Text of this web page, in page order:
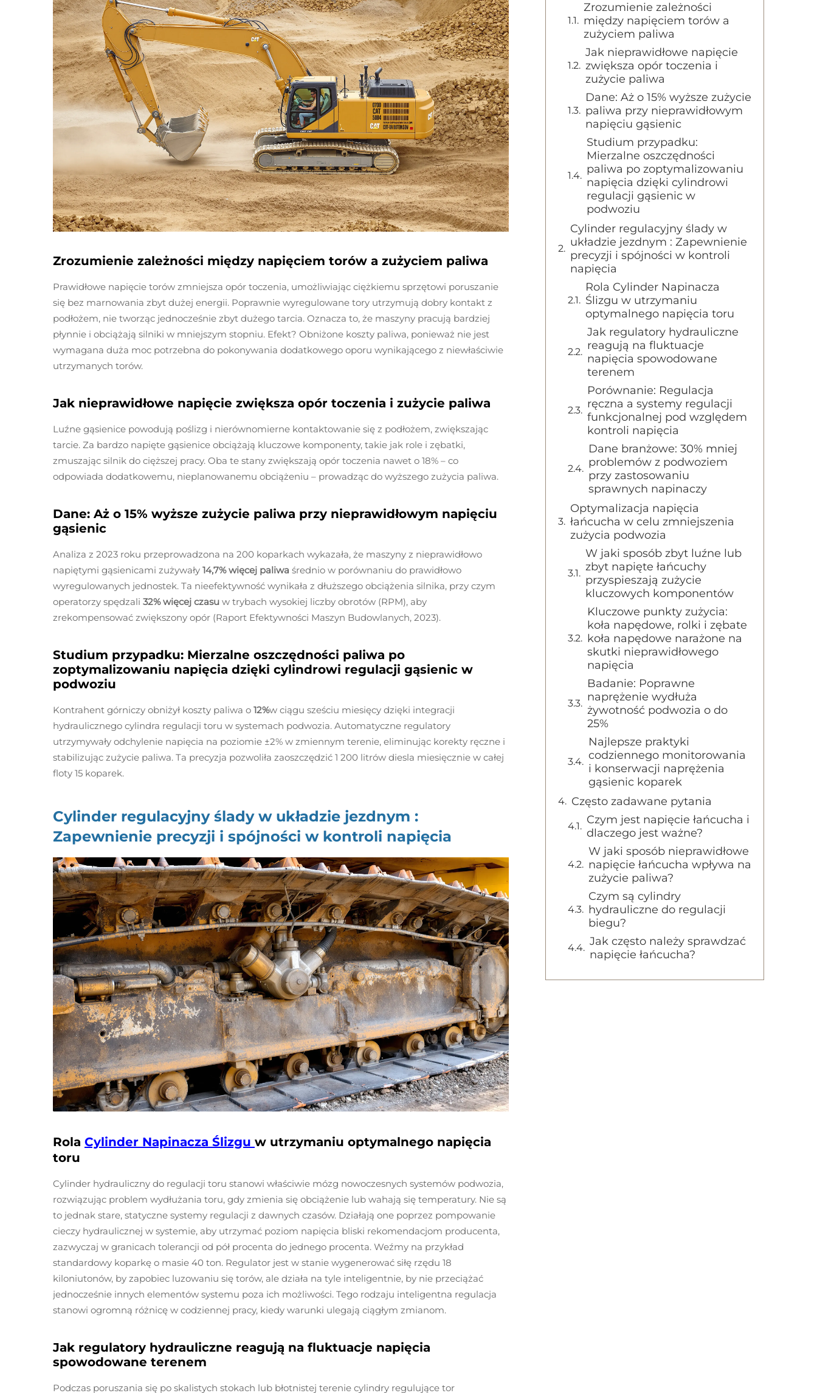
Zrozumienie zależności między napięciem torów a zużyciem paliwa
Prawidłowe napięcie torów zmniejsza opór toczenia, umożliwiając ciężkiemu sprzętowi poruszanie
się bez marnowania zbyt dużej energii. Poprawnie wyregulowane tory utrzymują dobry kontakt z
podłożem, nie tworząc jednocześnie zbyt dużego tarcia. Oznacza to, że maszyny pracują bardziej
płynnie i obciążają silniki w mniejszym stopniu. Efekt? Obniżone koszty paliwa, ponieważ nie jest
wymagana duża moc potrzebna do pokonywania dodatkowego oporu wynikającego z niewłaściwie
utrzymanych torów.
Jak nieprawidłowe napięcie zwiększa opór toczenia i zużycie paliwa
Luźne gąsienice powodują poślizg i nierównomierne kontaktowanie się z podłożem, zwiększając
tarcie. Za bardzo napięte gąsienice obciążają kluczowe komponenty, takie jak role i zębatki,
zmuszając silnik do cięższej pracy. Oba te stany zwiększają opór toczenia nawet o 18% – co
odpowiada dodatkowemu, nieplanowanemu obciążeniu – prowadząc do wyższego zużycia paliwa.
Dane: Aż o 15% wyższe zużycie paliwa przy nieprawidłowym napięciu
gąsienic
Analiza z 2023 roku przeprowadzona na 200 koparkach wykazała, że maszyny z nieprawidłowo
napiętymi gąsienicami zużywały 14,7% więcej paliwa średnio w porównaniu do prawidłowo
wyregulowanych jednostek. Ta nieefektywność wynikała z dłuższego obciążenia silnika, przy czym
operatorzy spędzali 32% więcej czasu w trybach wysokiej liczby obrotów (RPM), aby
zrekompensować zwiększony opór (Raport Efektywności Maszyn Budowlanych, 2023).
Studium przypadku: Mierzalne oszczędności paliwa po
zoptymalizowaniu napięcia dzięki cylindrowi regulacji gąsienic w
podwoziu
Kontrahent górniczy obniżył koszty paliwa o 12%w ciągu sześciu miesięcy dzięki integracji
hydraulicznego cylindra regulacji toru w systemach podwozia. Automatyczne regulatory
utrzymywały odchylenie napięcia na poziomie ±2% w zmiennym terenie, eliminując korekty ręczne i
stabilizując zużycie paliwa. Ta precyzja pozwoliła zaoszczędzić 1 200 litrów diesla miesięcznie w całej
floty 15 koparek.
Cylinder regulacyjny ślady w układzie jezdnym :
Zapewnienie precyzji i spójności w kontroli napięcia
Rola Cylinder Napinacza Ślizgu w utrzymaniu optymalnego napięcia
toru
Cylinder hydrauliczny do regulacji toru stanowi właściwie mózg nowoczesnych systemów podwozia,
rozwiązując problem wydłużania toru, gdy zmienia się obciążenie lub wahają się temperatury. Nie są
to jednak stare, statyczne systemy regulacji z dawnych czasów. Działają one poprzez pompowanie
cieczy hydraulicznej w systemie, aby utrzymać poziom napięcia bliski rekomendacjom producenta,
zazwyczaj w granicach tolerancji od pół procenta do jednego procenta. Weźmy na przykład
standardowy koparkę o masie 40 ton. Regulator jest w stanie wygenerować siłę rzędu 18
kiloniutonów, by zapobiec luzowaniu się torów, ale działa na tyle inteligentnie, by nie przeciążać
jednocześnie innych elementów systemu poza ich możliwości. Tego rodzaju inteligentna regulacja
stanowi ogromną różnicę w codziennej pracy, kiedy warunki ulegają ciągłym zmianom.
Jak regulatory hydrauliczne reagują na fluktuacje napięcia
spowodowane terenem
Podczas poruszania się po skalistych stokach lub błotnistej terenie cylindry regulujące tor
Zrozumienie zależności
między napięciem torów a
zużyciem paliwa
Jak nieprawidłowe napięcie
zwiększa opór toczenia i
zużycie paliwa
Dane: Aż o 15% wyższe zużycie
paliwa przy nieprawidłowym
napięciu gąsienic
Studium przypadku:
Mierzalne oszczędności
paliwa po zoptymalizowaniu
napięcia dzięki cylindrowi
regulacji gąsienic w
podwoziu
Cylinder regulacyjny ślady w
układzie jezdnym : Zapewnienie
precyzji i spójności w kontroli
napięcia
Rola Cylinder Napinacza
Ślizgu w utrzymaniu
optymalnego napięcia toru
Jak regulatory hydrauliczne
reagują na fluktuacje
napięcia spowodowane
terenem
Porównanie: Regulacja
ręczna a systemy regulacji
funkcjonalnej pod względem
kontroli napięcia
Dane branżowe: 30% mniej
problemów z podwoziem
przy zastosowaniu
sprawnych napinaczy
Optymalizacja napięcia
łańcucha w celu zmniejszenia
zużycia podwozia
W jaki sposób zbyt luźne lub
zbyt napięte łańcuchy
przyspieszają zużycie
kluczowych komponentów
Kluczowe punkty zużycia:
koła napędowe, rolki i zębate
koła napędowe narażone na
skutki nieprawidłowego
napięcia
Badanie: Poprawne
naprężenie wydłuża
żywotność podwozia o do
25%
Najlepsze praktyki
codziennego monitorowania
i konserwacji naprężenia
gąsienic koparek
Często zadawane pytania
Czym jest napięcie łańcucha i
dlaczego jest ważne?
W jaki sposób nieprawidłowe
napięcie łańcucha wpływa na
zużycie paliwa?
Czym są cylindry
hydrauliczne do regulacji
biegu?
Jak często należy sprawdzać
napięcie łańcucha?